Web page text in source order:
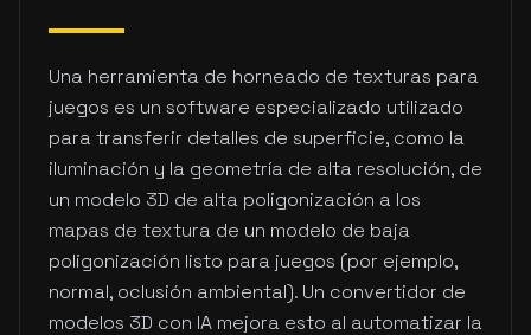
Una herramienta de horneado de texturas para
juegos es un software especializado utilizado
para transferir detalles de superficie, como la
iluminación y la geometría de alta resolución, de
un modelo 3D de alta poligonización a los
mapas de textura de un modelo de baja
poligonización listo para juegos (por ejemplo,
normal, oclusión ambiental). Un convertidor de
modelos 3D con IA mejora esto al automatizar la